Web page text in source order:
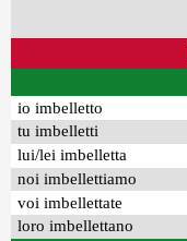
io imbelletto
tu imbelletti
lui/lei imbelletta
noi imbellettiamo
voi imbellettate
loro imbellettano